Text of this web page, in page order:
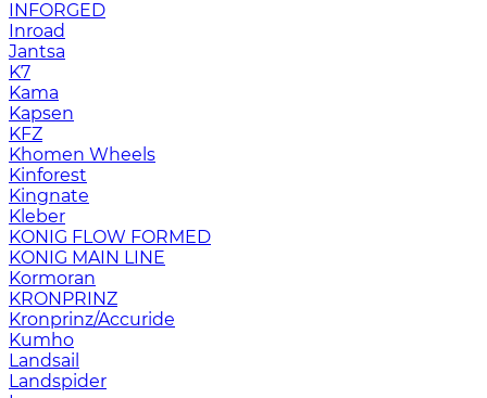
INFORGED
Inroad
Jantsa
K7
Kama
Kapsen
KFZ
Khomen Wheels
Kinforest
Kingnate
Kleber
KONIG FLOW FORMED
KONIG MAIN LINE
Kormoran
KRONPRINZ
Kronprinz/Accuride
Kumho
Landsail
Landspider